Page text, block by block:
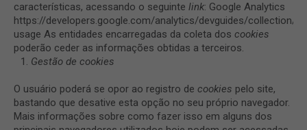
características, acessando o seguinte link: Google Analytics
https://developers.google.com/analytics/devguides/collection/
usage As entidades encarregadas da coleta dos cookies
poderão ceder as informações obtidas a terceiros.
Gestão de cookies
O usuário poderá se opor ao registro de cookies pelo site,
bastando que desative esta opção no seu próprio navegador.
Mais informações sobre como fazer isso em alguns dos